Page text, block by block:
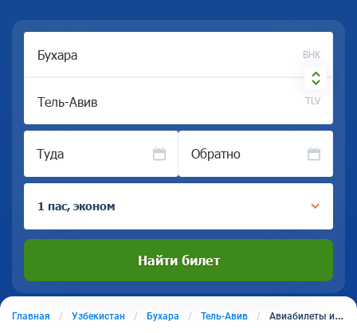
BHK
TLV
Туда Обратно
1 пас, эконом
Найти билет
Главная Узбекистан Бухара Тель-Авив Авиабилеты из Бухары в Тель-Авив